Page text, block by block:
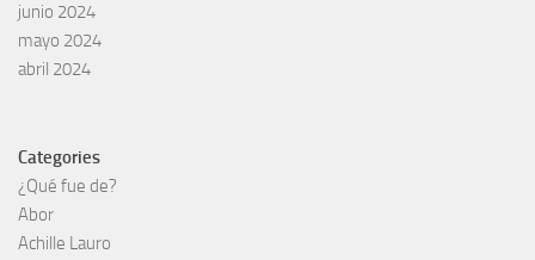
junio 2024
mayo 2024
abril 2024
Categories
¿Qué fue de?
Abor
Achille Lauro